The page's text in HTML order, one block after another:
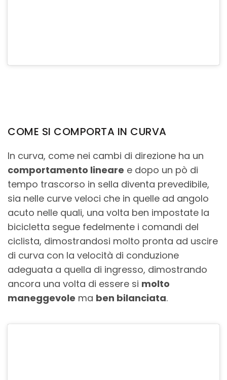
COME SI COMPORTA IN CURVA
In curva, come nei cambi di direzione ha un
comportamento lineare e dopo un pò di
tempo trascorso in sella diventa prevedibile,
sia nelle curve veloci che in quelle ad angolo
acuto nelle quali, una volta ben impostate la
bicicletta segue fedelmente i comandi del
ciclista, dimostrandosi molto pronta ad uscire
di curva con la velocità di conduzione
adeguata a quella di ingresso, dimostrando
ancora una volta di essere si molto
maneggevole ma ben bilanciata.